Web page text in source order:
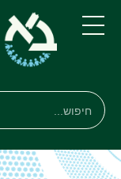
תפריט
חיפוש
Search